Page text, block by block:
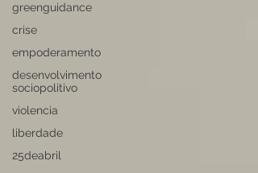
greenguidance
crise
empoderamento
desenvolvimento
sociopolitivo
violencia
liberdade
25deabril